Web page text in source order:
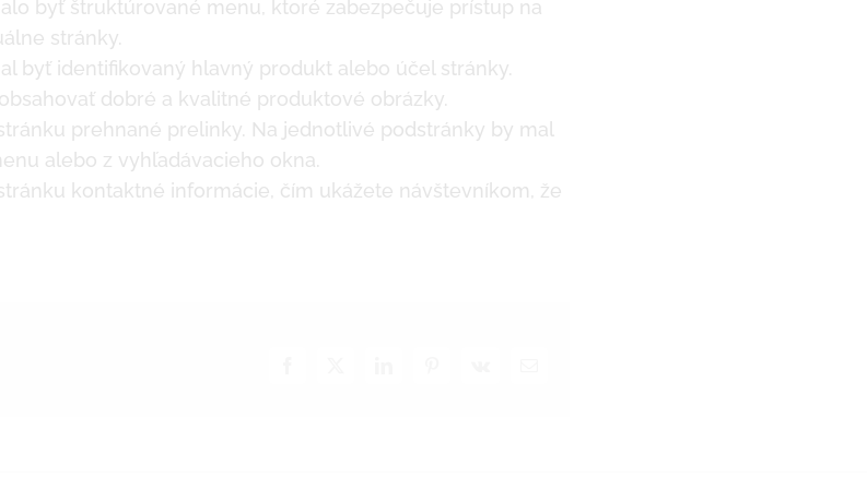
byť štruktúrované menu, ktoré zabezpečuje prístup na
stránky.
byť identifikovaný hlavný produkt alebo účel stránky.
dobré a kvalitné produktové obrázky.
prehnané prelinky. Na jednotlivé podstránky by mal
alebo z vyhľadávacieho okna.
kontaktné informácie, čím ukážete návštevníkom, že